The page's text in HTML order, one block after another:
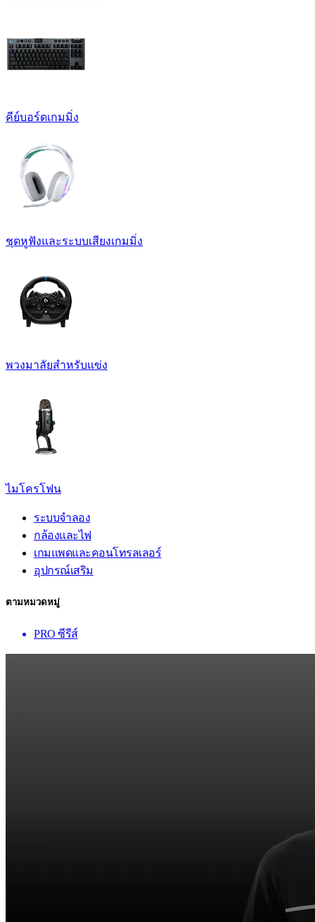
คีย์บอร์ดเกมมิ่ง
ชุดหูฟังและระบบเสียงเกมมิ่ง
พวงมาลัยสำหรับแข่ง
ไมโครโฟน
ระบบจำลอง
กล้องและไฟ
เกมแพดและคอนโทรลเลอร์
อุปกรณ์เสริม
ตามหมวดหมู่
PRO ซีรีส์